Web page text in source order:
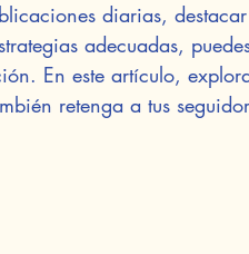
diarias,
adecuadas,
En este artículo,
retenga a tus